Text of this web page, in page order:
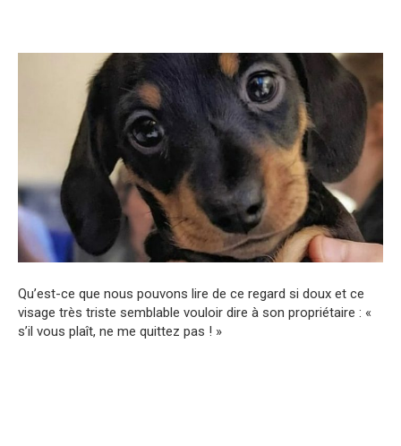
Qu’est-ce que nous pouvons lire de ce regard si doux et ce
visage très triste semblable vouloir dire à son propriétaire : «
s’il vous plaît, ne me quittez pas ! »